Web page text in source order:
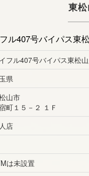
東
ル407号バイパス東
フル407号バイパス東松
県
山市
町１５－２ １Ｆ
店
は未設置